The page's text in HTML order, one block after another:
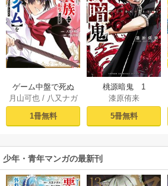
ゲーム中盤で死ぬ
悪役貴族に転生し
たので、外れスキ
ル【テイム】を駆
してみた（１）
月山可也/ 八又ナガ
ト
1冊無料
桃源暗鬼 1
漆原侑来
5冊無料
少年・青年マンガの最新刊